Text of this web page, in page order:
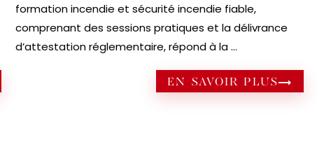
formation incendie et sécurité incendie fiable,
comprenant des sessions pratiques et la délivrance
d’attestation réglementaire, répond à la ...
EN SAVOIR PLUS